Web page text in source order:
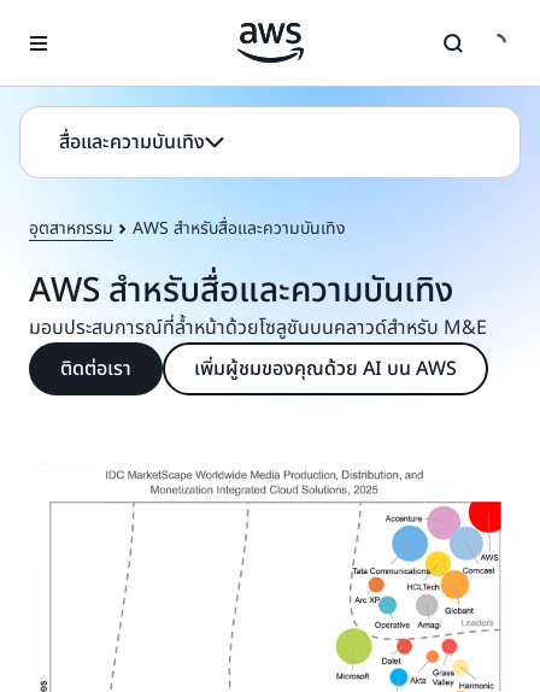
สื่อและความบันเทิง
อุตสาหกรรม AWS สำหรับสื่อและความบันเทิง
AWS สำหรับสื่อและความบันเทิง
มอบประสบการณ์ที่ล้ำหน้าด้วยโซลูชันบนคลาวด์สำหรับ M&E
ติดต่อเรา
เพิ่มผู้ชมของคุณด้วย AI บน AWS